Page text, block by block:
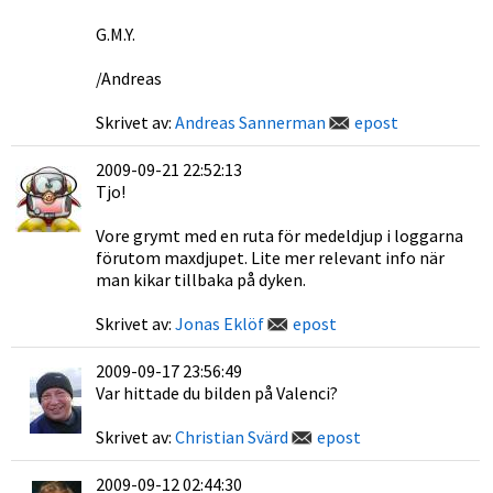
G.M.Y.
/Andreas
Skrivet av: Andreas Sannerman epost
2009-09-21 22:52:13
Tjo!
Vore grymt med en ruta för medeldjup i loggarna
förutom maxdjupet. Lite mer relevant info när
man kikar tillbaka på dyken.
Skrivet av: Jonas Eklöf epost
2009-09-17 23:56:49
Var hittade du bilden på Valenci?
Skrivet av: Christian Svärd epost
2009-09-12 02:44:30